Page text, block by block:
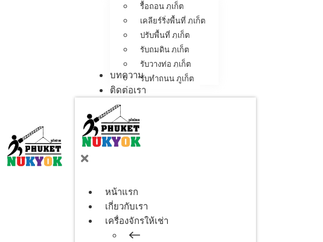
รื้อถอน ภูเก็ต
เคลียร์ริ่งพื้นที่ ภูเก็ต
ปรับพื้นที่ ภูเก็ต
รับถมดิน ภูเก็ต
รับวางท่อ ภูเก็ต
รับทำถนน ภูเก็ต
บทความ
ติดต่อเรา
หน้าแรก
เกี่ยวกับเรา
เครื่องจักรให้เช่า